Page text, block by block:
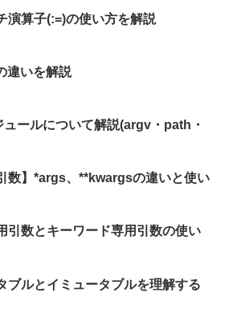
演算子(:=)の使い方を解説
違いを解説
ールについて解説(argv・path・
数】*args、**kwargsの違いと使い
引数とキーワード専用引数の使い
ブルとイミュータブルを理解する